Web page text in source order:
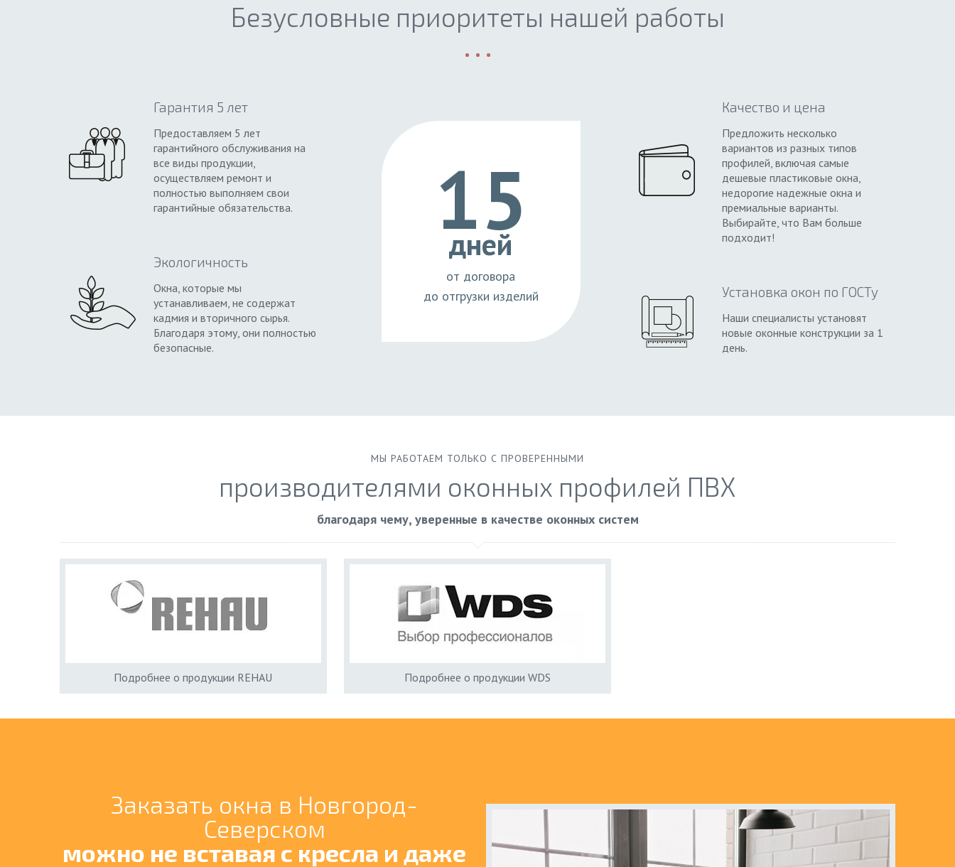
Безусловные приоритеты нашей работы
Гарантия 5 лет
Предоставляем 5 лет
гарантийного обслуживания на
все виды продукции,
осуществляем ремонт и
полностью выполняем свои
гарантийные обязательства.
Экологичность
Окна, которые мы
устанавливаем, не содержат
кадмия и вторичного сырья.
Благодаря этому, они полностью
безопасные.
15
дней
от договора
до отгрузки изделий
Качество и цена
Предложить несколько
вариантов из разных типов
профилей, включая самые
дешевые пластиковые окна,
недорогие надежные окна и
премиальные варианты.
Выбирайте, что Вам больше
подходит!
Установка окон по ГОСТу
Наши специалисты установят
новые оконные конструкции за 1
день.
МЫ РАБОТАЕМ ТОЛЬКО С ПРОВЕРЕННЫМИ
производителями оконных профилей ПВХ
благодаря чему, уверенные в качестве оконных систем
Подробнее о продукции REHAU Подробнее о продукции WDS
Заказать окна в Новгород-
Северском
можно не вставая с кресла и даже